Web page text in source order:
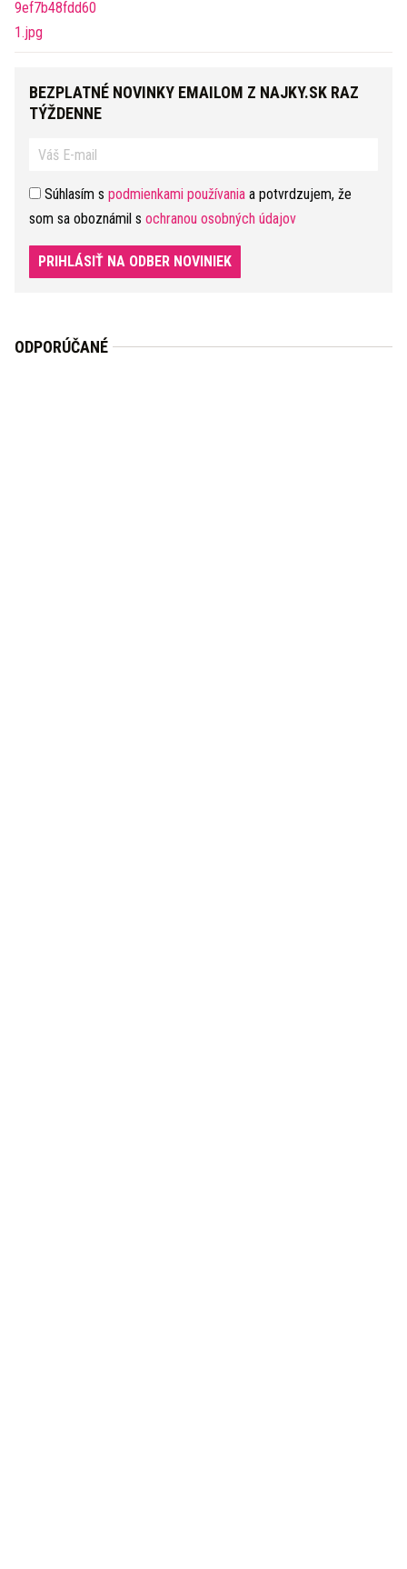
BEZPLATNÉ NOVINKY EMAILOM Z NAJKY.SK RAZ
TÝŽDENNE
Súhlasím s podmienkami používania a potvrdzujem, že
som sa oboznámil s ochranou osobných údajov
PRIHLÁSIŤ NA ODBER NOVINIEK
ODPORÚČANÉ